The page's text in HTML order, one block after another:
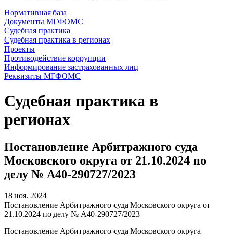
Нормативная база
Документы МГФОМС
Судебная практика
Судебная практика в регионах
Проекты
Противодействие коррупции
Информирование застрахованных лиц
Реквизиты МГФОМС
Судебная практика в
регионах
Постановление Арбитражного суда
Московского округа от 21.10.2024 по
делу № А40-290727/2023
18 ноя. 2024
Постановление Арбитражного суда Московского округа от
21.10.2024 по делу № А40-290727/2023
Постановление Арбитражного суда Московского округа